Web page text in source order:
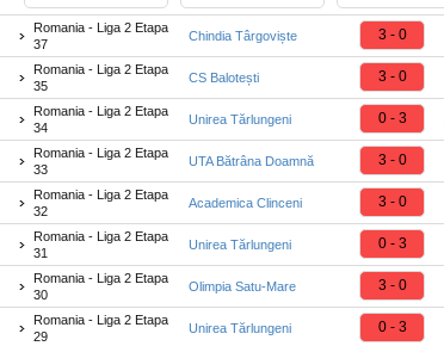
Romania - Liga 2 Etapa
37
Chindia Târgoviște 3 - 0
Romania - Liga 2 Etapa
35
CS Balotești 3 - 0
Romania - Liga 2 Etapa
34
Unirea Tărlungeni 0 - 3
Romania - Liga 2 Etapa
33
UTA Bătrâna Doamnă 3 - 0
Romania - Liga 2 Etapa
32
Academica Clinceni 3 - 0
Romania - Liga 2 Etapa
31
Unirea Tărlungeni 0 - 3
Romania - Liga 2 Etapa
30
Olimpia Satu-Mare 3 - 0
Romania - Liga 2 Etapa
29
Unirea Tărlungeni 0 - 3